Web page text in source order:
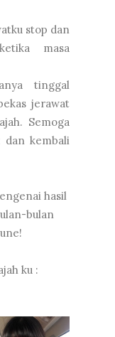
stop dan
masa
tinggal
jerawat
Semoga
dan kembali
hasil
bulan
ku :